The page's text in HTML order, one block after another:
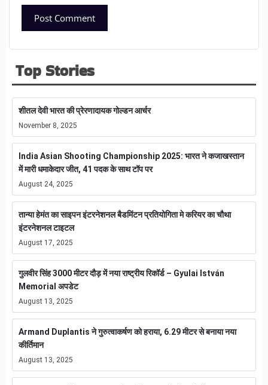
Top Stories
शीतल देवी भारत की प्रेरणादायक गोल्डन आर्चर
November 8, 2025
India Asian Shooting Championship 2025: भारत ने कजाखस्तान
में मारी धमाकेदार जीत, 41 पदक के साथ टॉप पर
August 24, 2025
तान्या हेमंत का साइपन इंटरनेशनल बैडमिंटन प्रतियोगिता मे करियर का चौथा
इंटरनेशनल टाइटल
August 17, 2025
गुलवीर सिंह 3000 मीटर दौड़ में नया राष्ट्रीय रिकॉर्ड – Gyulai István
Memorial अपडेट
August 13, 2025
Armand Duplantis ने गुरुत्वाकर्षण को हराया, 6.29 मीटर से बनाया नया
कीर्तिमान
August 13, 2025